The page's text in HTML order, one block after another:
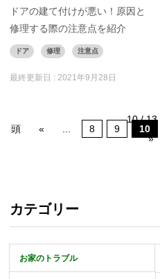
ドアの建て付けが悪い！原因と
修理する際の注意点を紹介
ドア 修理 注意点
最終更新日 : 2021年9月28日
10 / 13
頭
« ... 8 9 10
»
カテゴリー
お家のトラブル